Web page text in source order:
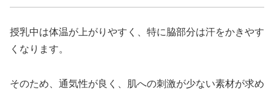
授乳中は体温が上がりやすく、特に脇部分は汗をかきやす
くなります。
そのため、通気性が良く、肌への刺激が少ない素材が求め